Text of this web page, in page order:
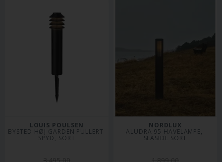
LOUIS POULSEN
BYSTED HØJ GARDEN PULLERT
SPYD, SORT
NORDLUX
ALUDRA 95 HAVELAMPE,
SEASIDE SORT